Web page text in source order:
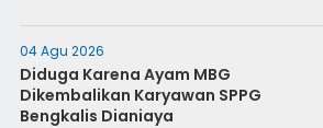
04 Agu 2026
Diduga Karena Ayam MBG
Dikembalikan Karyawan SPPG
Bengkalis Dianiaya